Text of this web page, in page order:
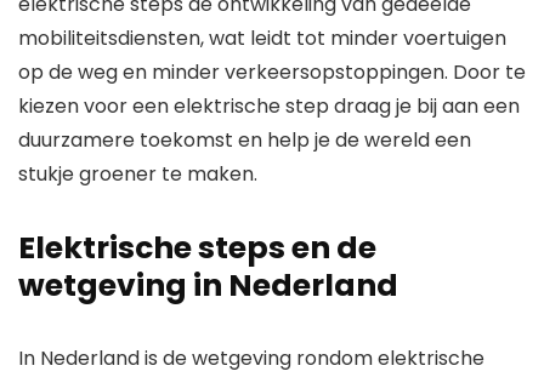
mobiliteitsdiensten, wat leidt tot minder voertuigen
op de weg en minder verkeersopstoppingen. Door te
kiezen voor een elektrische step draag je bij aan een
duurzamere toekomst en help je de wereld een
stukje groener te maken.
Elektrische steps en de
wetgeving in Nederland
In Nederland is de wetgeving rondom elektrische